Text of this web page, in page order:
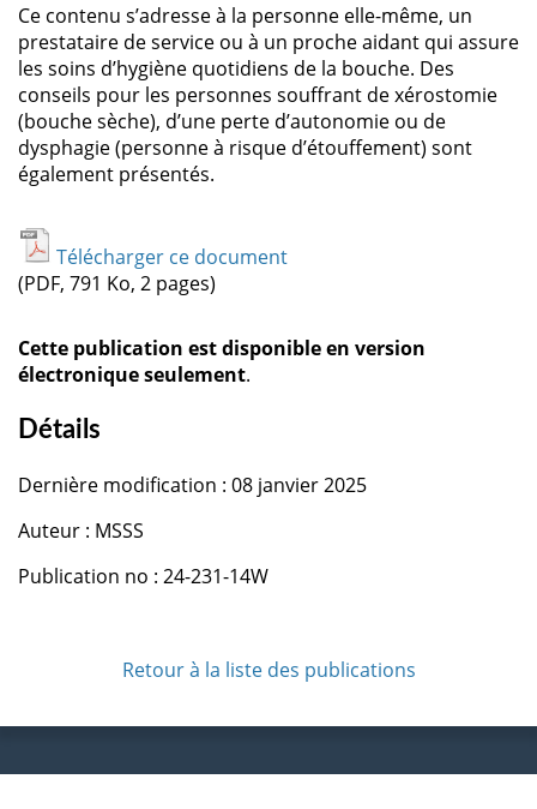
Ce contenu s’adresse à la personne elle-même, un
prestataire de service ou à un proche aidant qui assure
les soins d’hygiène quotidiens de la bouche. Des
conseils pour les personnes souffrant de xérostomie
(bouche sèche), d’une perte d’autonomie ou de
dysphagie (personne à risque d’étouffement) sont
également présentés.
Télécharger ce document
(PDF, 791 Ko, 2 pages)
Cette publication est disponible en version
électronique seulement.
Détails
Dernière modification : 08 janvier 2025
Auteur : MSSS
Publication no : 24-231-14W
Retour à la liste des publications